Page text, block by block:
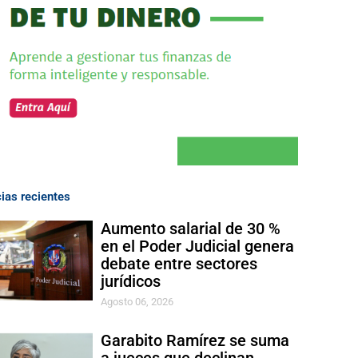
recientes
Aumento salarial de 30 %
en el Poder Judicial genera
debate entre sectores
jurídicos
Agosto 06, 2026
Garabito Ramírez se suma